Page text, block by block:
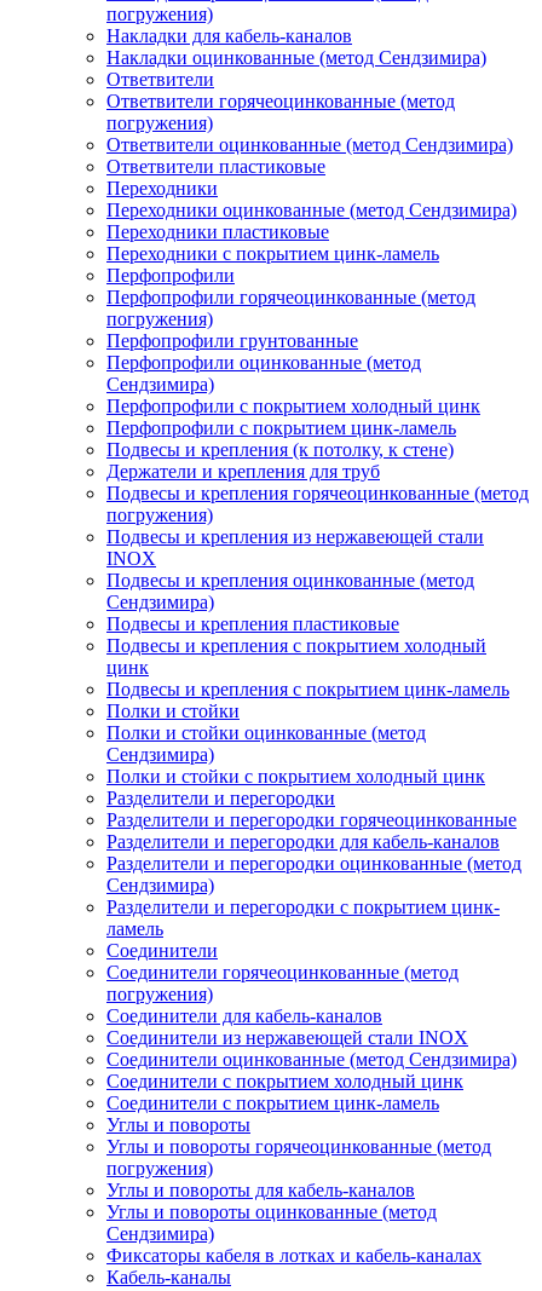
погружения)
Накладки для кабель-каналов
Накладки оцинкованные (метод Сендзимира)
Ответвители
Ответвители горячеоцинкованные (метод
погружения)
Ответвители оцинкованные (метод Сендзимира)
Ответвители пластиковые
Переходники
Переходники оцинкованные (метод Сендзимира)
Переходники пластиковые
Переходники с покрытием цинк-ламель
Перфопрофили
Перфопрофили горячеоцинкованные (метод
погружения)
Перфопрофили грунтованные
Перфопрофили оцинкованные (метод
Сендзимира)
Перфопрофили с покрытием холодный цинк
Перфопрофили с покрытием цинк-ламель
Подвесы и крепления (к потолку, к стене)
Держатели и крепления для труб
Подвесы и крепления горячеоцинкованные (метод
погружения)
Подвесы и крепления из нержавеющей стали
INOX
Подвесы и крепления оцинкованные (метод
Сендзимира)
Подвесы и крепления пластиковые
Подвесы и крепления с покрытием холодный
цинк
Подвесы и крепления с покрытием цинк-ламель
Полки и стойки
Полки и стойки оцинкованные (метод
Сендзимира)
Полки и стойки с покрытием холодный цинк
Разделители и перегородки
Разделители и перегородки горячеоцинкованные
Разделители и перегородки для кабель-каналов
Разделители и перегородки оцинкованные (метод
Сендзимира)
Разделители и перегородки с покрытием цинк-
ламель
Соединители
Соединители горячеоцинкованные (метод
погружения)
Соединители для кабель-каналов
Соединители из нержавеющей стали INOX
Соединители оцинкованные (метод Сендзимира)
Соединители с покрытием холодный цинк
Соединители с покрытием цинк-ламель
Углы и повороты
Углы и повороты горячеоцинкованные (метод
погружения)
Углы и повороты для кабель-каналов
Углы и повороты оцинкованные (метод
Сендзимира)
Фиксаторы кабеля в лотках и кабель-каналах
Кабель-каналы